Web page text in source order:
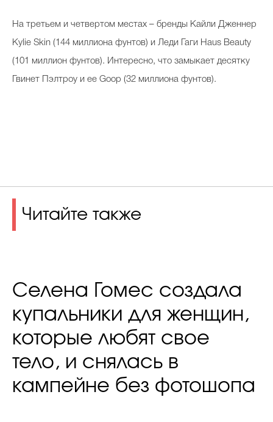
На третьем и четвертом местах – бренды Кайли Дженнер
Kylie Skin (144 миллиона фунтов) и Леди Гаги Haus Beauty
(101 миллион фунтов). Интересно, что замыкает десятку
Гвинет Пэлтроу и ее Goop (32 миллиона фунтов).
Читайте также
Селена Гомес создала
купальники для женщин,
которые любят свое
тело, и снялась в
кампейне без фотошопа